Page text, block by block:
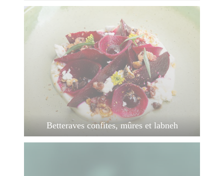
Betteraves confites, mûres et labneh